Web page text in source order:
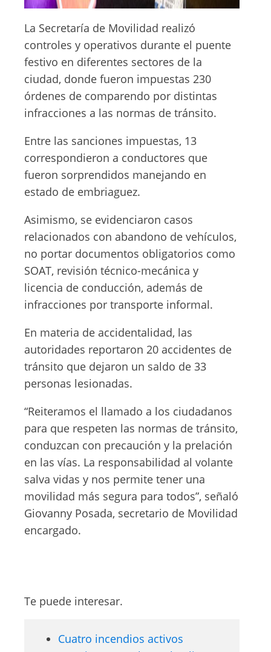
La Secretaría de Movilidad realizó
controles y operativos durante el puente
festivo en diferentes sectores de la
ciudad, donde fueron impuestas 230
órdenes de comparendo por distintas
infracciones a las normas de tránsito.
Entre las sanciones impuestas, 13
correspondieron a conductores que
fueron sorprendidos manejando en
estado de embriaguez.
Asimismo, se evidenciaron casos
relacionados con abandono de vehículos,
no portar documentos obligatorios como
SOAT, revisión técnico-mecánica y
licencia de conducción, además de
infracciones por transporte informal.
En materia de accidentalidad, las
autoridades reportaron 20 accidentes de
tránsito que dejaron un saldo de 33
personas lesionadas.
“Reiteramos el llamado a los ciudadanos
para que respeten las normas de tránsito,
conduzcan con precaución y la prelación
en las vías. La responsabilidad al volante
salva vidas y nos permite tener una
movilidad más segura para todos”, señaló
Giovanny Posada, secretario de Movilidad
encargado.
Te puede interesar.
Cuatro incendios activos